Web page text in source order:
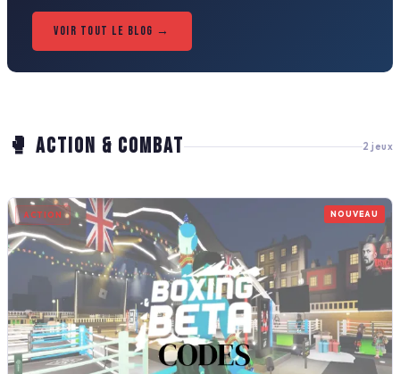
VOIR TOUT LE BLOG →
🥊 ACTION & COMBAT 2 jeux
ACTION NOUVEAU